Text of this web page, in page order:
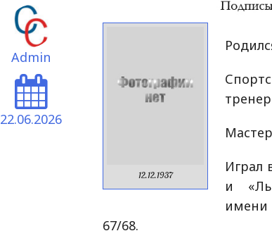
Admin
22.06.2026
12.12.1937
Играл
и
имени
67/68.